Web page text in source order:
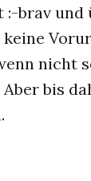
brav
nicht
bis